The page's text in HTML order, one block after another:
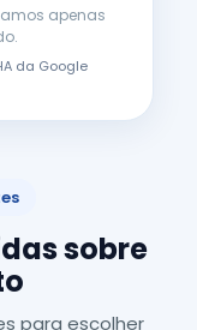
apenas
da Google
sobre
para escolher